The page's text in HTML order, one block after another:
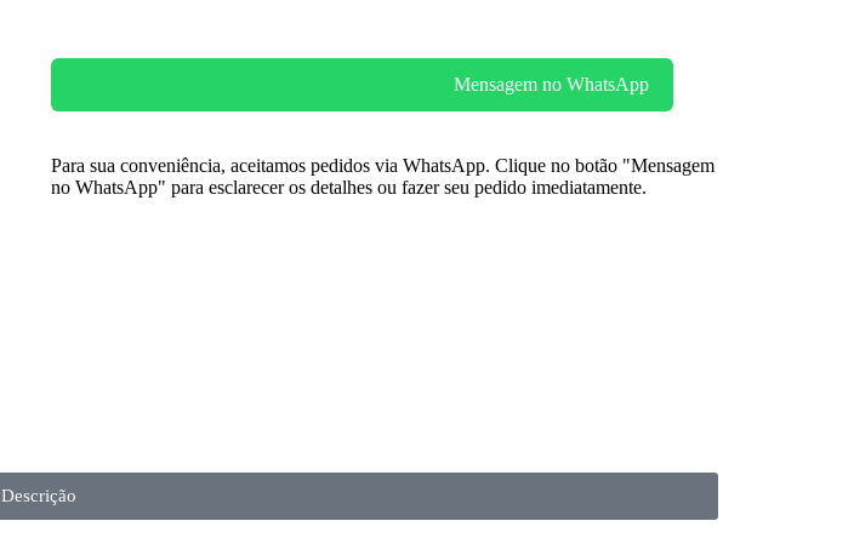
Mensagem no WhatsApp
Para sua conveniência, aceitamos pedidos via WhatsApp. Clique no botão "Mensagem
no WhatsApp" para esclarecer os detalhes ou fazer seu pedido imediatamente.
Descrição